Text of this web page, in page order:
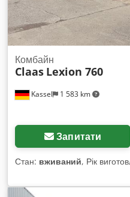
Kassel 1 583 km
Комбайн
Claas Lexion 760
Запитати
Стан: вживаний, Рік